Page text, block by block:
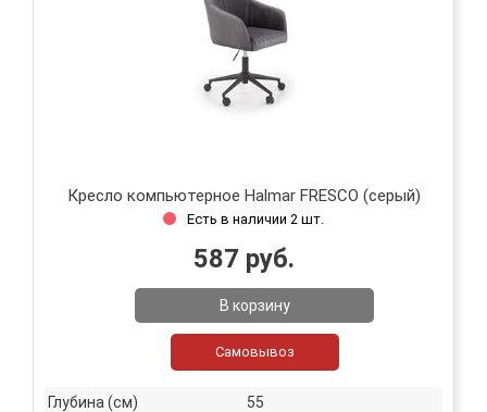
Кресло компьютерное Halmar FRESCO (серый)
Есть в наличии 2 шт.
587 руб.
В корзину
Самовывоз
Глубина (см)
55